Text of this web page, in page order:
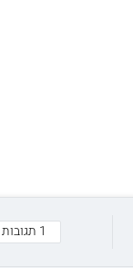
1 תגובות